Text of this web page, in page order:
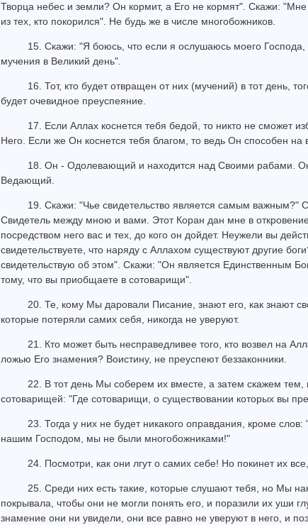
Творца небес и земли? Он кормит, а Его не кормят". Скажи:
из тех, кто покорился". Не будь же в числе многобожников.
15. Скажи: "Я боюсь, что если я ослушаюсь моего Господа,
мучения в Великий день".
16. Тот, кто будет отвращен от них (мучений) в тот день,
будет очевидное преуспеяние.
17. Если Аллах коснется тебя бедой, то никто не сможет
Него. Если же Он коснется тебя благом, то ведь Он способен на
18. Он - Одолевающий и находится над Своими рабами.
Ведающий.
19. Скажи: "Чье свидетельство является самым важным?"
Свидетель между мною и вами. Этот Коран дан мне в
посредством него вас и тех, до кого он дойдет. Неужели вы
свидетельствуете, что наряду с Аллахом существуют другие
свидетельствую об этом". Скажи: "Он является Единственным
тому, что вы приобщаете в сотоварищи".
20. Те, кому Мы даровали Писание, знают его, как знают
которые потеряли самих себя, никогда не уверуют.
21. Кто может быть несправедливее того, кто возвел на
ложью Его знамения? Воистину, не преуспеют беззаконники.
22. В тот день Мы соберем их вместе, а затем скажем тем,
сотоварищей: "Где сотоварищи, о существовании которых вы
23. Тогда у них не будет никакого оправдания, кроме
нашим Господом, мы не были многобожниками!"
24. Посмотри, как они лгут о самих себе! Но покинет их
25. Среди них есть такие, которые слушают тебя, но Мы
покрывала, чтобы они не могли понять его, и поразили их уши
знамение они ни увидели, они все равно не уверуют в него, и